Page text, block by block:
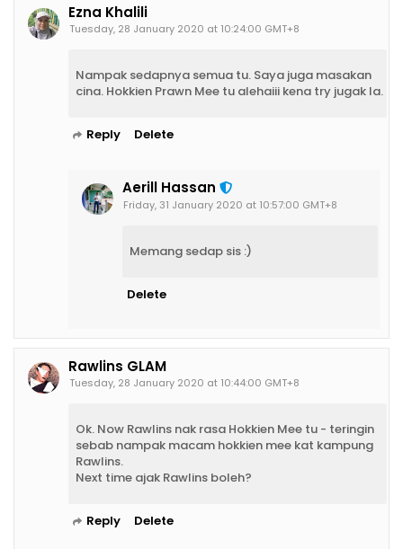
Ezna Khalili
Tuesday, 28 January 2020 at 10:24:00 GMT+8
Nampak sedapnya semua tu. Saya juga masakan
cina. Hokkien Prawn Mee tu alehaiii kena try jugak la.
Reply Delete
Aerill Hassan
Friday, 31 January 2020 at 10:57:00 GMT+8
Memang sedap sis :)
Delete
Rawlins GLAM
Tuesday, 28 January 2020 at 10:44:00 GMT+8
Ok. Now Rawlins nak rasa Hokkien Mee tu - teringin
sebab nampak macam hokkien mee kat kampung
Rawlins.
Next time ajak Rawlins boleh?
Reply Delete